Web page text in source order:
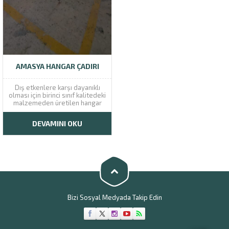
AMASYA HANGAR ÇADIRI
Dış etkenlere karşı dayanıklı
olması için birinci sınıf kalitedeki
malzemeden üretilen hangar
çadırı, her türlü korunma,
karşılık verecek özelliklere
sahiptir. Soğuk iklimlerde
olmadan...
DEVAMINI OKU
Bizi Sosyal Medyada Takip Edin
Cevap Yaz